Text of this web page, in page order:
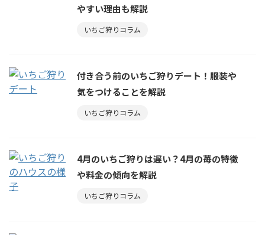
やすい理由も解説
いちご狩りコラム
付き合う前のいちご狩りデート！服装や
気をつけることを解説
いちご狩りコラム
4月のいちご狩りは遅い？4月の苺の特徴
や料金の傾向を解説
いちご狩りコラム